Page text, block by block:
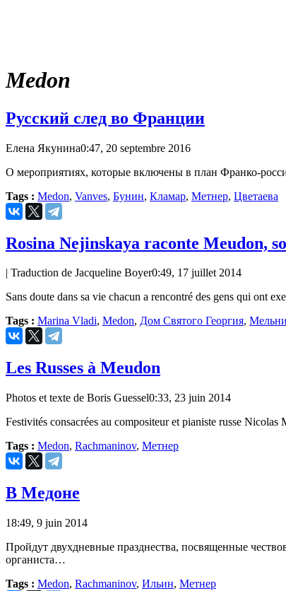
Medon
Русский след во Франции
Елена Якунина0:47, 20 septembre 2016
О мероприятиях, которые включены в план Франко-
Tags : Medon, Vanves, Бунин, Кламар, Метнер, Цветаева
Rosina Nejinskaya raconte Meudon,
| Traduction de Jacqueline Boyer0:49, 17 juillet 2014
Sans doute dans sa vie chacun a rencontré des gens qui ont
Tags : Marina Vladi, Medon, Дом Святого Георгия,
Les Russes à Meudon
Photos et texte de Boris Guessel0:33, 23 juin 2014
Festivités consacrées au compositeur et pianiste russe
Tags : Medon, Rachmaninov, Метнер
В Медоне
18:49, 9 juin 2014
Пройдут двухдневные празднества, посвященные
органиста…
Tags : Medon, Rachmaninov, Ильин, Метнер